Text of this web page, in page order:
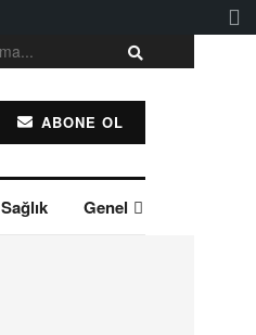
ABONE OL
Sağlık Genel